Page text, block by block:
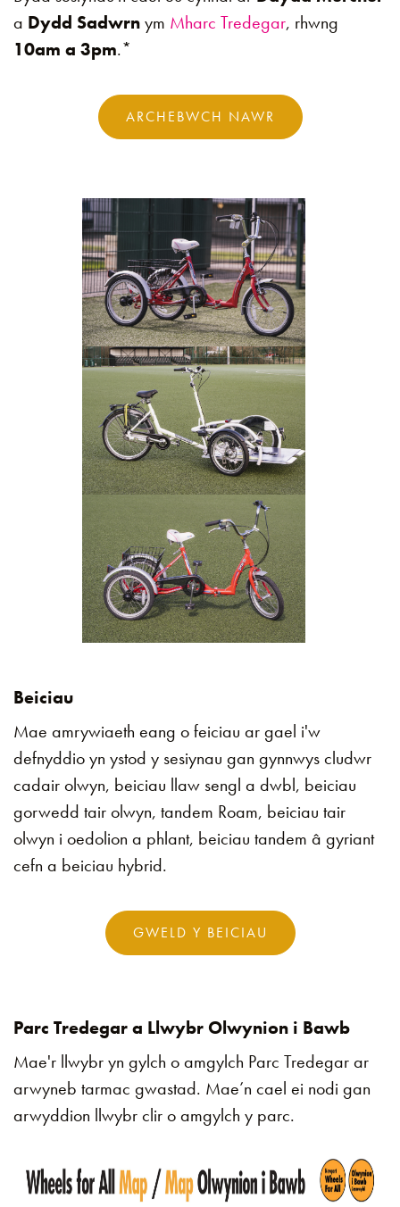
a Dydd Sadwrnym Mharc Tredegar, rhwng
10am a 3pm.*
ARCHEBWCH NAWR
Beiciau
Mae amrywiaeth eang o feiciau ar gael i'w
defnyddio yn ystod y sesiynau gan gynnwys cludwr
cadair olwyn, beiciau llaw sengl a dwbl, beiciau
gorwedd tair olwyn, tandem Roam, beiciau tair
olwyn i oedolion a phlant, beiciau tandem â gyriant
cefn a beiciau hybrid.
GWELD Y BEICIAU
Parc Tredegar a Llwybr Olwynion i Bawb
Mae'r llwybr yn gylch o amgylch Parc Tredegar ar
arwyneb tarmac gwastad. Mae’n cael ei nodi gan
arwyddion llwybr clir o amgylch y parc.